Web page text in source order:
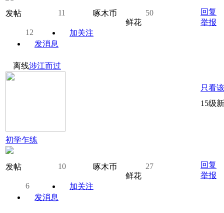
发帖 11 啄木币
50
鲜花
12
加关注
发消息
回复
举报
离线涉江而过
初学乍练
发帖 10 啄木币
27
鲜花
6
加关注
发消息
只看
15级
回复
举报